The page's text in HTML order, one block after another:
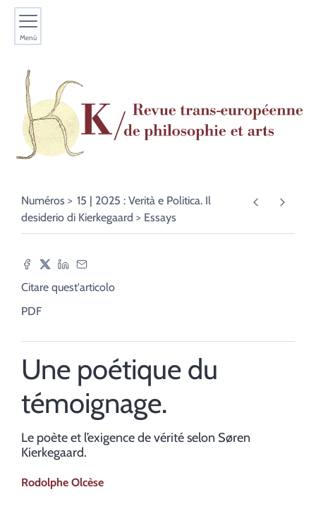
Menù
Numéros
15 | 2025 : Verità e Politica. Il
desiderio di Kierkegaard
Essays
Citare quest'articolo
PDF
Une poétique du
témoignage.
Le poète et l’exigence de vérité selon Søren
Kierkegaard.
Rodolphe Olcèse